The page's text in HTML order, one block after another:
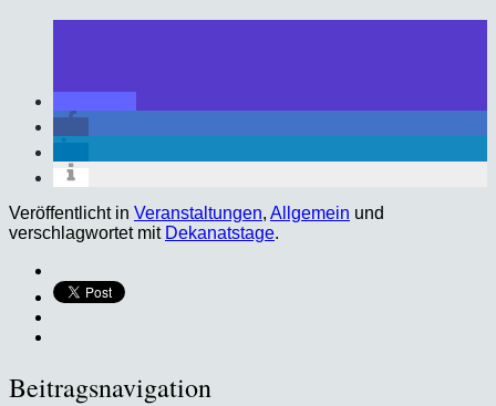
Veröffentlicht in Veranstaltungen, Allgemein und
verschlagwortet mit Dekanatstage.
Beitragsnavigation